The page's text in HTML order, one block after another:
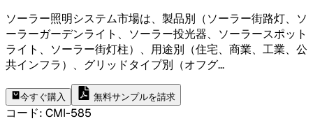
ソーラー照明システム市場は、製品別（ソーラー街路灯、ソ
ーラーガーデンライト、ソーラー投光器、ソーラースポット
ライト、ソーラー街灯柱）、用途別（住宅、商業、工業、公
共インフラ）、グリッドタイプ別（オフグ...
今すぐ購入 無料サンプルを請求
コード: CMI-585